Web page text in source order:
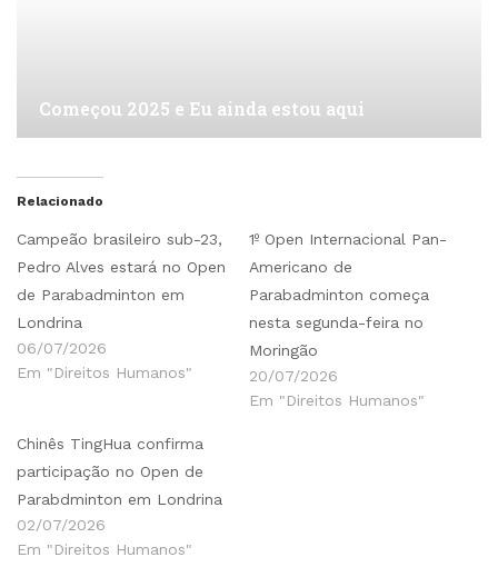
Começou 2025 e Eu ainda estou aqui
Relacionado
Campeão brasileiro sub-23,
Pedro Alves estará no Open
de Parabadminton em
Londrina
06/07/2026
Em "Direitos Humanos"
1º Open Internacional Pan-
Americano de
Parabadminton começa
nesta segunda-feira no
Moringão
20/07/2026
Em "Direitos Humanos"
Chinês TingHua confirma
participação no Open de
Parabdminton em Londrina
02/07/2026
Em "Direitos Humanos"